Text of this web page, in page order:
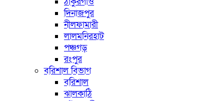
দিনাজপুর
নীলফামারী
লালমনিরহাট
পঞ্চগড়
রংপুর
বরিশাল বিভাগ
বরিশাল
ঝালকাঠি